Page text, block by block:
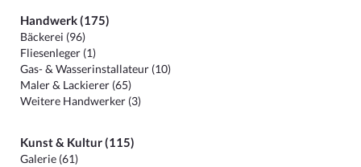
Handwerk (175)
Bäckerei (96)
Fliesenleger (1)
Gas- & Wasserinstallateur (10)
Maler & Lackierer (65)
Weitere Handwerker (3)
Kunst & Kultur (115)
Galerie (61)